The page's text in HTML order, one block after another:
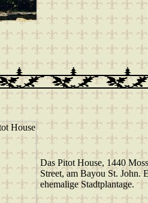
Das Pitot House, 1440 Moss
Street, am Bayou St. John.
ehemalige Stadtplantage.